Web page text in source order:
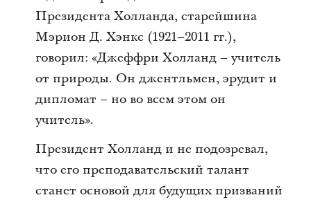
Президента Холланда, старейшина
Мэрион Д. Хэнкс (1921–2011 гг.),
говорил: «Джеффри Холланд – учитель
от природы. Он джентльмен, эрудит и
дипломат – но во всем этом он
учитель».
Президент Холланд и не подозревал,
что его преподавательский талант
станет основой для будущих призваний